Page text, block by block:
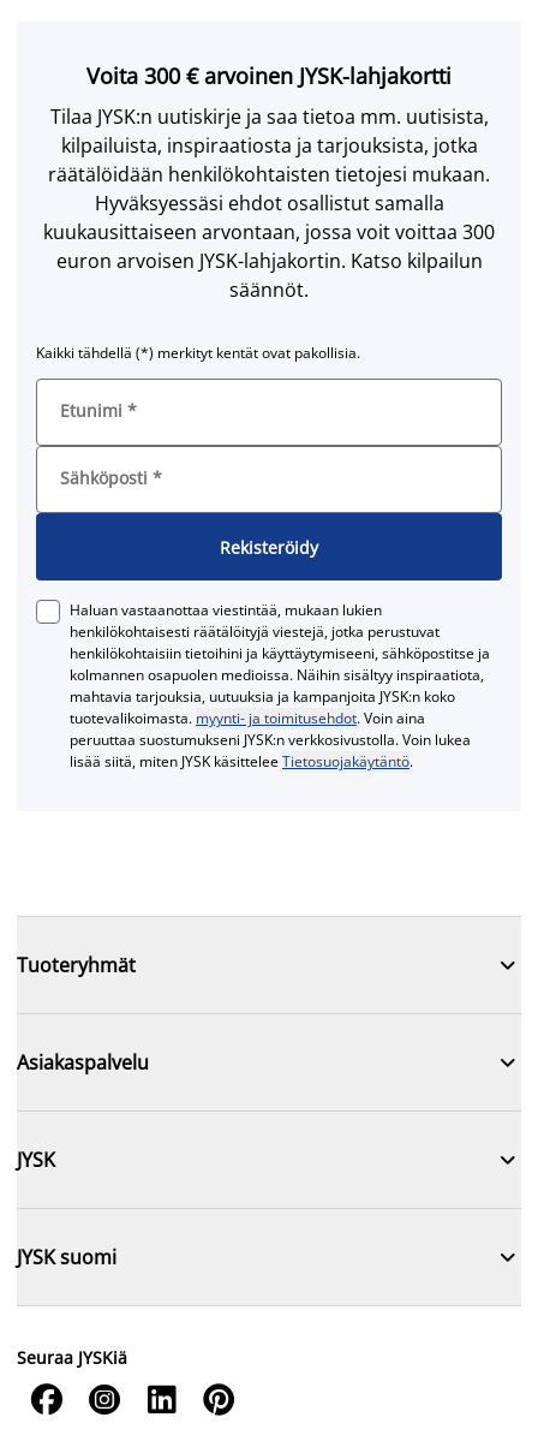
Voita 300 € arvoinen JYSK-lahjakortti
Tilaa JYSK:n uutiskirje ja saa tietoa mm. uutisista,
kilpailuista, inspiraatiosta ja tarjouksista, jotka
räätälöidään henkilökohtaisten tietojesi mukaan.
Hyväksyessäsi ehdot osallistut samalla
kuukausittaiseen arvontaan, jossa voit voittaa 300
euron arvoisen JYSK-lahjakortin. Katso kilpailun
säännöt.
Kaikki tähdellä (*) merkityt kentät ovat pakollisia.
Etunimi *
Sähköposti *
Rekisteröidy
Haluan vastaanottaa viestintää, mukaan lukien
henkilökohtaisesti räätälöityjä viestejä, jotka perustuvat
henkilökohtaisiin tietoihini ja käyttäytymiseeni, sähköpostitse ja
kolmannen osapuolen medioissa. Näihin sisältyy inspiraatiota,
mahtavia tarjouksia, uutuuksia ja kampanjoita JYSK:n koko
tuotevalikoimasta. myynti- ja toimitusehdot. Voin aina
peruuttaa suostumukseni JYSK:n verkkosivustolla. Voin lukea
lisää siitä, miten JYSK käsitteleeTietosuojakäytäntö.
Tuoteryhmät 
Asiakaspalvelu 
JYSK 
JYSK suomi 
Seuraa JYSKiä
   